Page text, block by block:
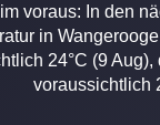
voraus: In den
in
24°C (9
voraussichtlich